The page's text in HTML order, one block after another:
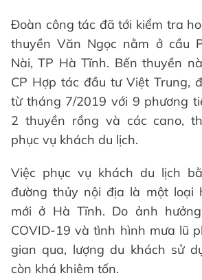
Đoàn công tác đã tới kiểm tra
thuyền Văn Ngọc nằm ở cầu
Nài, TP Hà Tĩnh. Bến thuyền
CP Hợp tác đầu tư Việt Trung,
từ tháng 7/2019 với 9 phương
2 thuyền rồng và các cano,
phục vụ khách du lịch.
Việc phục vụ khách du lịch
đường thủy nội địa là một loại
mới ở Hà Tĩnh. Do ảnh
COVID-19 và tình hình mưa lũ
gian qua, lượng du khách sử
còn khá khiêm tốn.